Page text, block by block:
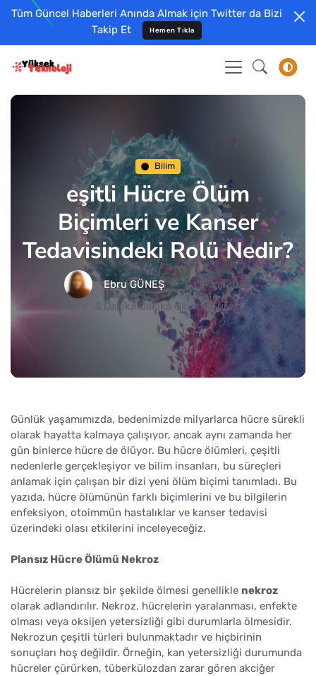
Tüm Güncel Haberleri Anında Almak için Twitter da Bizi
Takip Et
Hemen Tıkla
Bilim
eşitli Hücre Ölüm
Biçimleri ve Kanser
Tedavisindeki Rolü Nedir?
Ebru GÜNEŞ
01 Ekim 2024
3 Dakika Dakika Okuma Süresi
Günlük yaşamımızda, bedenimizde milyarlarca hücre sürekli
olarak hayatta kalmaya çalışıyor, ancak aynı zamanda her
gün binlerce hücre de ölüyor. Bu hücre ölümleri, çeşitli
nedenlerle gerçekleşiyor ve bilim insanları, bu süreçleri
anlamak için çalışan bir dizi yeni ölüm biçimi tanımladı. Bu
yazıda, hücre ölümünün farklı biçimlerini ve bu bilgilerin
enfeksiyon, otoimmün hastalıklar ve kanser tedavisi
üzerindeki olası etkilerini inceleyeceğiz.
Plansız Hücre Ölümü Nekroz
Hücrelerin plansız bir şekilde ölmesi genellikle nekroz
olarak adlandırılır. Nekroz, hücrelerin yaralanması, enfekte
olması veya oksijen yetersizliği gibi durumlarla ölmesidir.
Nekrozun çeşitli türleri bulunmaktadır ve hiçbirinin
sonuçları hoş değildir. Örneğin, kan yetersizliği durumunda
hücreler çürürken, tüberkülozdan zarar gören akciğer